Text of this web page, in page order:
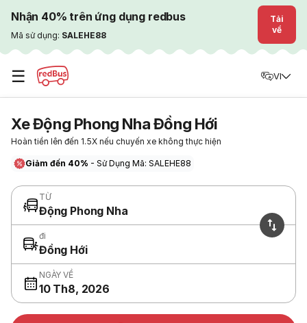
Nhận 40% trên ứng dụng redbus
Mã sử dụng: SALEHE88
Tải
về
☰ VI
Xe Động Phong Nha Đồng Hới
Hoàn tiền lên đến 1.5X nếu chuyến xe không thực hiện
Giảm đến 40% - Sử Dụng Mã: SALEHE88
TỪ
Động Phong Nha
đi
Đồng Hới
NGÀY VỀ
10 Th8, 2026